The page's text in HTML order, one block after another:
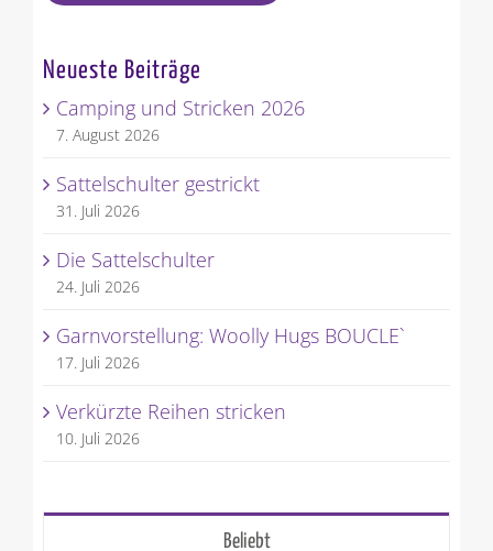
Neueste Beiträge
Camping und Stricken 2026
7. August 2026
Sattelschulter gestrickt
31. Juli 2026
Die Sattelschulter
24. Juli 2026
Garnvorstellung: Woolly Hugs BOUCLE`
17. Juli 2026
Verkürzte Reihen stricken
10. Juli 2026
Beliebt